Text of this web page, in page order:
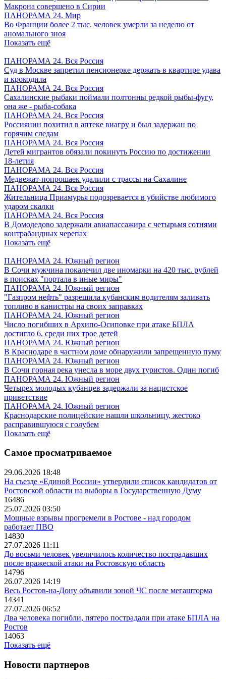
Макрона совершено в Сирии
ПАНОРАМА 24. Мир
Во Франции более 2 тыс. человек умерли за неделю от
аномального зноя
Показать ещё
ПАНОРАМА 24. Вся Россия
Суд в Москве запретил пенсионерке держать в квартире удава
и крокодила
ПАНОРАМА 24. Вся Россия
Сахалинские рыбаки поймали полтонны редкой рыбы-фугу,
она же - рыба-собака
ПАНОРАМА 24. Вся Россия
Россиянин похитил в аптеке виагру и был задержан по
горячим следам
ПАНОРАМА 24. Вся Россия
Детей мигрантов обязали покинуть Россию по достижении
18-летия
ПАНОРАМА 24. Вся Россия
Медвежат-попрошаек удалили с трассы на Сахалине
ПАНОРАМА 24. Вся Россия
Жительница Приамурья подозревается в убийстве любимого
ударом скалки
ПАНОРАМА 24. Вся Россия
В Домодедово задержали авиапассажира с четырьмя сотнями
контрабандных черепах
Показать ещё
ПАНОРАМА 24. Южный регион
В Сочи мужчина покалечил две иномарки на 420 тыс. рублей
в поисках "портала в иные миры"
ПАНОРАМА 24. Южный регион
"Газпром нефть" разрешила кубанским водителям заливать
топливо в канистры на своих заправках
ПАНОРАМА 24. Южный регион
Число погибших в Архипо-Осиповке при атаке БПЛА
достигло 6, среди них трое детей
ПАНОРАМА 24. Южный регион
В Краснодаре в частном доме обнаружили запрещенную пуму
ПАНОРАМА 24. Южный регион
В Сочи горная река унесла в море двух туристов. Один погиб
ПАНОРАМА 24. Южный регион
Четырех молодых кубанцев задержали за нацистское
приветствие
ПАНОРАМА 24. Южный регион
Краснодарские полицейские нашли школьницу, жестоко
расправившуюся с голубем
Показать ещё
Самое просматриваемое
29.06.2026 18:48
На съезде «Единой России» утвердили список кандидатов от
Ростовской области на выборы в Государственную Думу
16486
25.07.2026 03:50
Мощные взрывы прогремели в Ростове - над городом
работает ПВО
14830
27.07.2026 11:11
До восьми человек увеличилось количество пострадавших
после вражеской атаки на Ростовскую область
14796
26.07.2026 14:19
Весь Ростов-на-Дону объявили зоной ЧС после мегашторма
14341
27.07.2026 06:52
Два человека погибли, пятеро пострадали при атаке БПЛА на
Ростов
14063
Показать ещё
Новости партнеров